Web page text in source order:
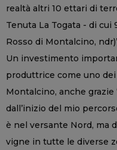
realtà altri 10 ettari di
Tenuta La Togata - di
Rosso di Montalcino,
Un investimento
produttrice come uno
Montalcino, anche grazie
dall’inizio del mio
è nel versante Nord, ma
vigne in tutte le diverse